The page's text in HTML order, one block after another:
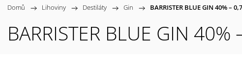
Domů / Lihoviny / Destiláty / Gin / BARRISTER BLUE GIN 40% –
BARRISTER BLUE GIN 40%